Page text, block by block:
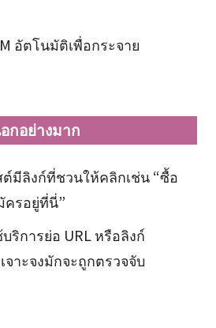
อัตโนมัติเพื่อกระจาย
กอย่างมาก
มีลิงก์ที่ชวนให้คลิกเช่น “ซื้อ
ครอยู่ที่นี่”
ริการย่อ URL หรือลิงก์
าะจงมักจะถูกตรวจจับ